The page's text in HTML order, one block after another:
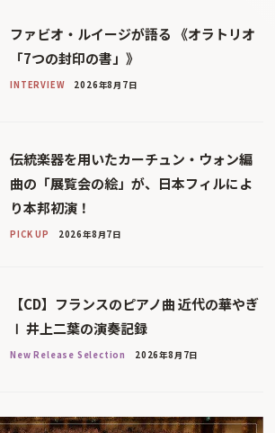
ファビオ・ルイージが語る 《オラトリオ
「7つの封印の書」》
INTERVIEW 2026年8月7日
伝統楽器を用いたカーチュン・ウォン編
曲の「展覧会の絵」が、日本フィルによ
り本邦初演！
PICK UP 2026年8月7日
【CD】フランスのピアノ曲 近代の華やぎ
Ⅰ 井上二葉の演奏記録
New Release Selection 2026年8月7日